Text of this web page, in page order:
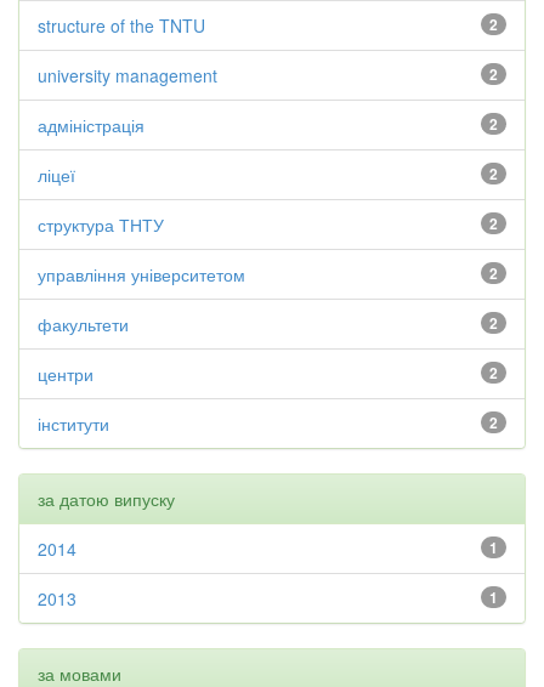
2
structure of the TNTU
2
university management
2
адміністрація
2
ліцеї
2
структура ТНТУ
2
управління університетом
2
факультети
2
центри
2
інститути
за датою випуску
1
2014
1
2013
за мовами